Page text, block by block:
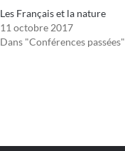
Les Français et la nature
11 octobre 2017
Dans "Conférences passées"